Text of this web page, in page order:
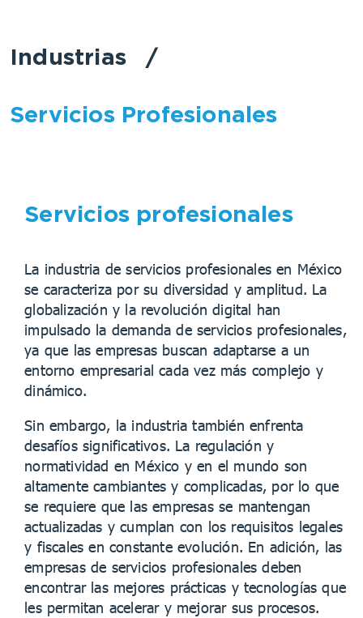
Industrias /
Servicios Profesionales
Servicios profesionales
La industria de servicios profesionales en México
se caracteriza por su diversidad y amplitud. La
globalización y la revolución digital han
impulsado la demanda de servicios profesionales,
ya que las empresas buscan adaptarse a un
entorno empresarial cada vez más complejo y
dinámico.
Sin embargo, la industria también enfrenta
desafíos significativos. La regulación y
normatividad en México y en el mundo son
altamente cambiantes y complicadas, por lo que
se requiere que las empresas se mantengan
actualizadas y cumplan con los requisitos legales
y fiscales en constante evolución. En adición, las
empresas de servicios profesionales deben
encontrar las mejores prácticas y tecnologías que
les permitan acelerar y mejorar sus procesos.